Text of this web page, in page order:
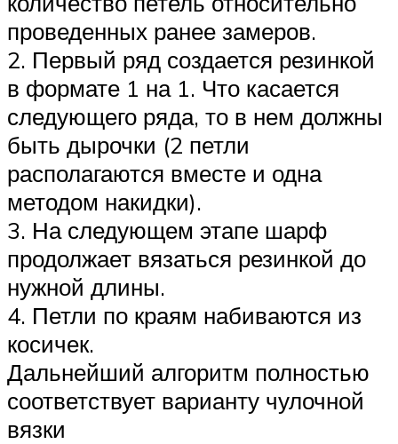
проведенных ранее замеров.
2. Первый ряд создается резинкой
в формате 1 на 1. Что касается
следующего ряда, то в нем должны
быть дырочки (2 петли
располагаются вместе и одна
методом накидки).
3. На следующем этапе шарф
продолжает вязаться резинкой до
нужной длины.
4. Петли по краям набиваются из
косичек.
Дальнейший алгоритм полностью
соответствует варианту чулочной
вязки